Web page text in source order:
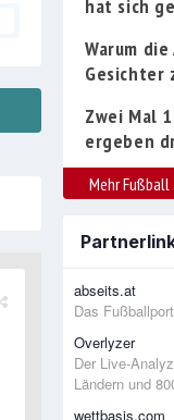
hat sich
Warum
Gesichter
Zwei Mal
ergeben
Mehr
abseits.at
Das
Overlyzer
Der Live-
Ländern und
wettbasis.com